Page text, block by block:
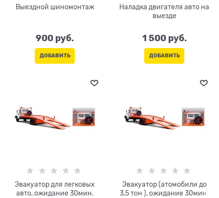
Выездной шиномонтаж
900 руб.
ДОБАВИТЬ
Наладка двигателя авто на
выезде
1 500 руб.
ДОБАВИТЬ
Эвакуатор для легковых
авто, ожидание 30мин.
Эвакуатор (атомобили до
3,5 тон ), ожидание 30мин.